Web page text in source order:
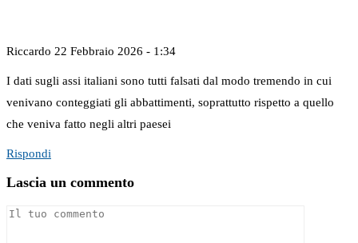
Riccardo 22 Febbraio 2026 - 1:34
I dati sugli assi italiani sono tutti falsati dal modo tremendo in cui
venivano conteggiati gli abbattimenti, soprattutto rispetto a quello
che veniva fatto negli altri paesei
Rispondi
Lascia un commento